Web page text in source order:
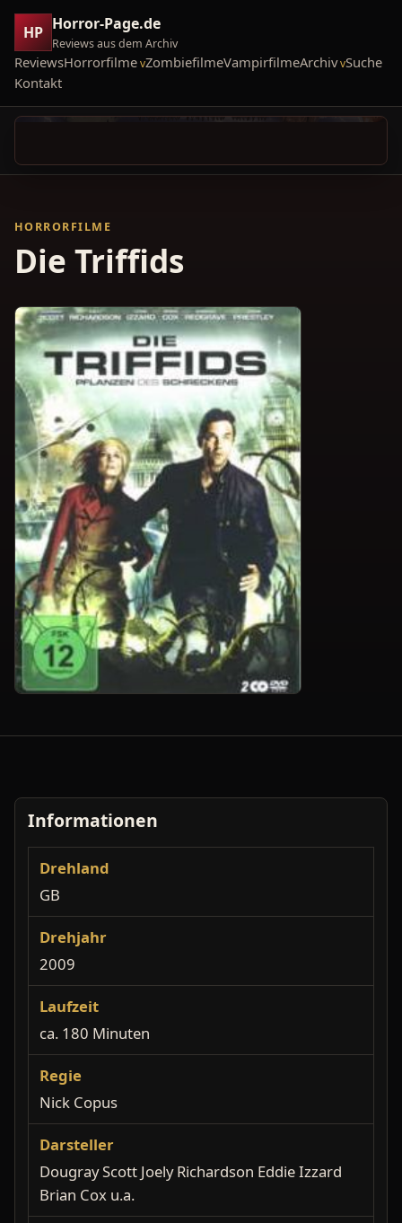
HP Horror-Page.de
Reviews aus dem Archiv
ReviewsHorrorfilme ZombiefilmeVampirfilmeArchiv Suche
Kontakt
HORRORFILME
Die Triffids
Informationen
Drehland
GB
Drehjahr
2009
Laufzeit
ca. 180 Minuten
Regie
Nick Copus
Darsteller
Dougray Scott Joely Richardson Eddie Izzard
Brian Cox u.a.